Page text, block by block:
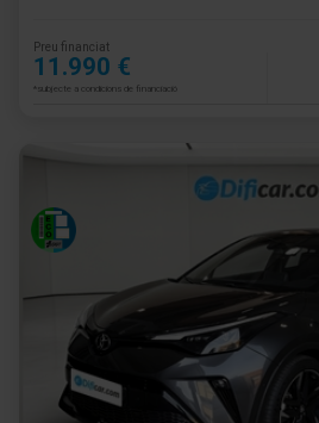
Preu financiat
11.990 €
*subjecte a condicions de financiació